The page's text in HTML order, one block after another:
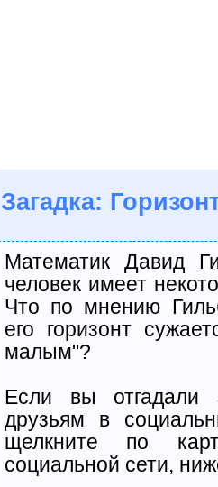
Загадка:
Математик Давид
человек имеет
Что по мнению
его горизонт
малым"?
Если вы отгадали
друзьям в
щелкните по
социальной сети,